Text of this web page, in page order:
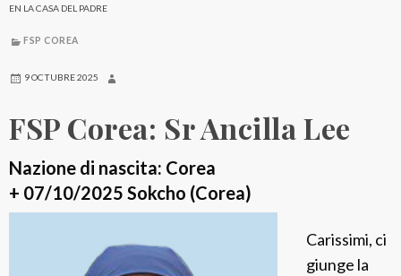
EN LA CASA DEL PADRE
FSP COREA
9 OCTUBRE 2025
FSP Corea: Sr Ancilla Lee
Nazione di nascita: Corea
+ 07/10/2025 Sokcho (Corea)
Carissimi, ci
giunge la